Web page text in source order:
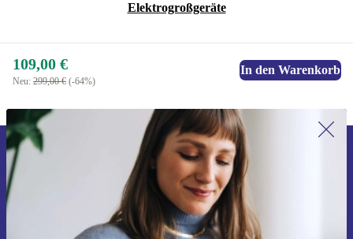
Elektrogroßgeräte
109,00 €
Neu: 299,00 € (-64%)
In den Warenkorb
Erstmals zum Newsletter anmelden,
15 € sparen!
Verpasse kein Angebot mehr.